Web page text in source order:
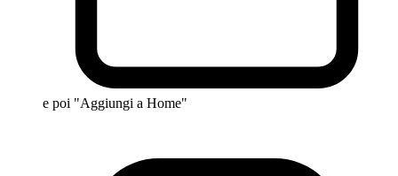
e poi "Aggiungi a Home"